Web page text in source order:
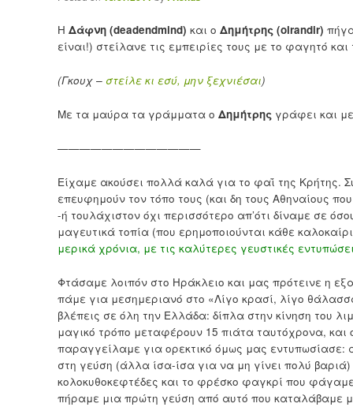
Η Δάφνη (deadendmind) και ο Δημήτρης (olrandir)
είναι!) στείλανε τις εμπειρίες τους με το φαγητό
(Γκουχ – στείλε κι εσύ, μην ξεχνιέσαι)
Με τα μαύρα τα γράμματα ο Δημήτρης γράφει και
—————————————
Είχαμε ακούσει πολλά καλά για το φαΐ της Κρήτης.
επευφημούν τον τόπο τους (και δη τους Αθηναίους
-ή τουλάχιστον όχι περισσότερο απ’ότι δίναμε σε
μαγευτικά τοπία (που ερημοποιούνται κάθε
μερικά χρόνια, με τις καλύτερες γευστικές
Φτάσαμε λοιπόν στο Ηράκλειο και μας πρότεινε η
πάμε για μεσημεριανό στο «Λίγο κρασί, λίγο
βλέπεις σε όλη την Ελλάδα: δίπλα στην κίνηση του
μαγικό τρόπο μεταφέρουν 15 πιάτα ταυτόχρονα,
παραγγείλαμε για ορεκτικό όμως μας εντυπωσίασε:
στη γεύση (άλλα ίσα-ίσα για να μη γίνει πολύ
κολοκυθοκεφτέδες και το φρέσκο φαγκρί που
πήραμε μια πρώτη γεύση από αυτό που καταλάβαμε